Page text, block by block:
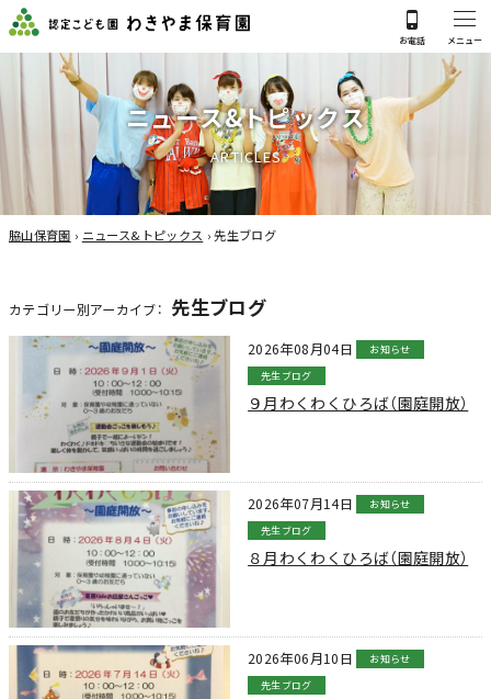
ニュース&トピックス
ARTICLES
脇山保育園 › ニュース&トピックス ›先生ブログ
カテゴリー別アーカイブ： 先生ブログ
2026年08月04日
お知らせ
先生ブログ
９月わくわくひろば（園庭開放）
2026年07月14日
お知らせ
先生ブログ
８月わくわくひろば（園庭開放）
2026年06月10日
お知らせ
先生ブログ